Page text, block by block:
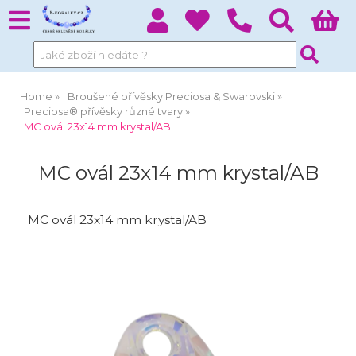
Home
Broušené přívěsky Preciosa & Swarovski
Preciosa® přívěsky různé tvary
MC ovál 23x14 mm krystal/AB
MC ovál 23x14 mm krystal/AB
MC ovál 23x14 mm krystal/AB